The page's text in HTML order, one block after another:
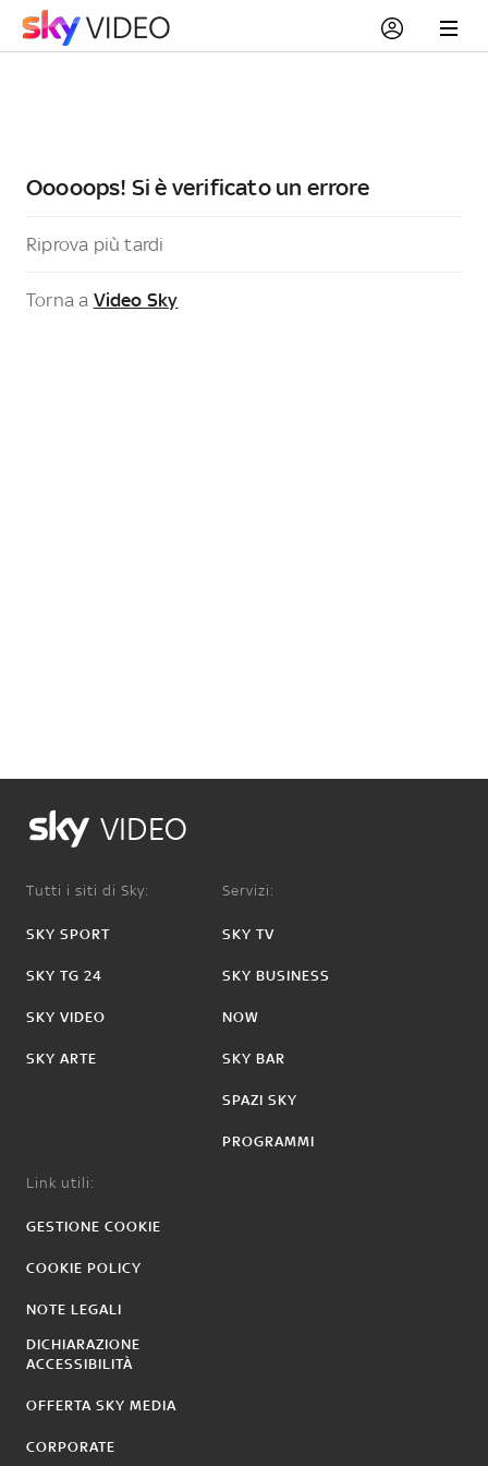
Ooooops! Si è verificato un errore
Riprova più tardi
Torna a Video Sky
VIDEO
Tutti i siti di Sky:
SKY SPORT
SKY TG 24
SKY VIDEO
SKY ARTE
Servizi:
SKY TV
SKY BUSINESS
NOW
SKY BAR
SPAZI SKY
PROGRAMMI
Link utili:
GESTIONE COOKIE
COOKIE POLICY
NOTE LEGALI
DICHIARAZIONE
ACCESSIBILITÀ
OFFERTA SKY MEDIA
CORPORATE